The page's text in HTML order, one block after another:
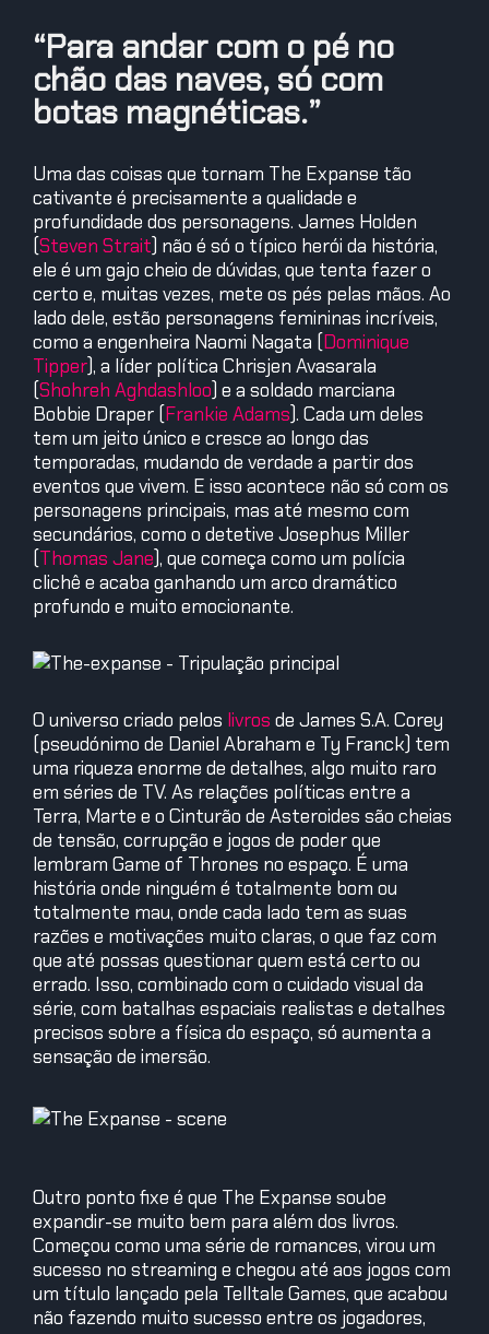
“Para andar com o pé no
chão das naves, só com
botas magnéticas.”
Uma das coisas que tornam The Expanse tão
cativante é precisamente a qualidade e
profundidade dos personagens. James Holden
(Steven Strait) não é só o típico herói da história,
ele é um gajo cheio de dúvidas, que tenta fazer o
certo e, muitas vezes, mete os pés pelas mãos. Ao
lado dele, estão personagens femininas incríveis,
como a engenheira Naomi Nagata (Dominique
Tipper), a líder política Chrisjen Avasarala
(Shohreh Aghdashloo) e a soldado marciana
Bobbie Draper (Frankie Adams). Cada um deles
tem um jeito único e cresce ao longo das
temporadas, mudando de verdade a partir dos
eventos que vivem. E isso acontece não só com os
personagens principais, mas até mesmo com
secundários, como o detetive Josephus Miller
(Thomas Jane), que começa como um polícia
clichê e acaba ganhando um arco dramático
profundo e muito emocionante.
O universo criado pelos livros de James S.A. Corey
(pseudónimo de Daniel Abraham e Ty Franck) tem
uma riqueza enorme de detalhes, algo muito raro
em séries de TV. As relações políticas entre a
Terra, Marte e o Cinturão de Asteroides são cheias
de tensão, corrupção e jogos de poder que
lembram Game of Thrones no espaço. É uma
história onde ninguém é totalmente bom ou
totalmente mau, onde cada lado tem as suas
razões e motivações muito claras, o que faz com
que até possas questionar quem está certo ou
errado. Isso, combinado com o cuidado visual da
série, com batalhas espaciais realistas e detalhes
precisos sobre a física do espaço, só aumenta a
sensação de imersão.
Outro ponto fixe é que The Expanse soube
expandir-se muito bem para além dos livros.
Começou como uma série de romances, virou um
sucesso no streaming e chegou até aos jogos com
um título lançado pela Telltale Games, que acabou
não fazendo muito sucesso entre os jogadores,